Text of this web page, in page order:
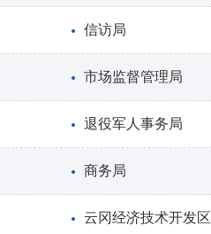
信访局
市场监督管理局
退役军人事务局
商务局
云冈经济技术开发区